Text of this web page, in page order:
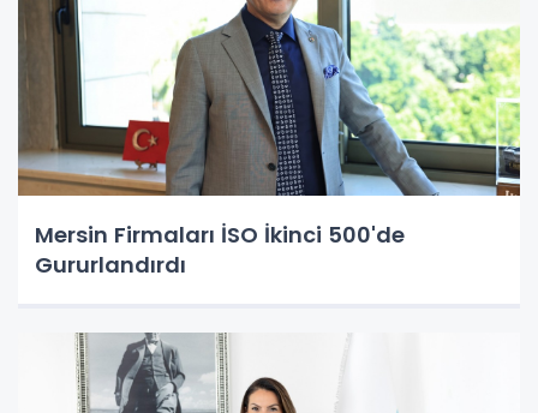
Mersin Firmaları İSO İkinci 500'de
Gururlandırdı